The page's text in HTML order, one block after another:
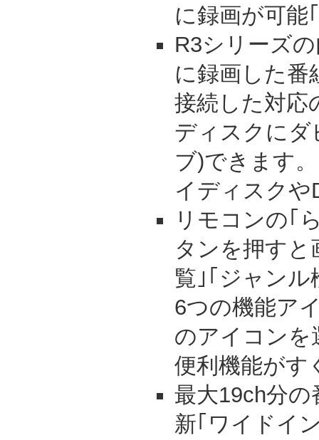
に録画が可能
R3シリーズ
に録画した番
接続した対応
ディスクにダ
ブ)できます
イディスクや
リモコンの｢
タンを押すと
覧｣｢ジャンル
6つの機能ア
のアイコンを
便利機能がす
最大19ch分
新｢ワイドイ